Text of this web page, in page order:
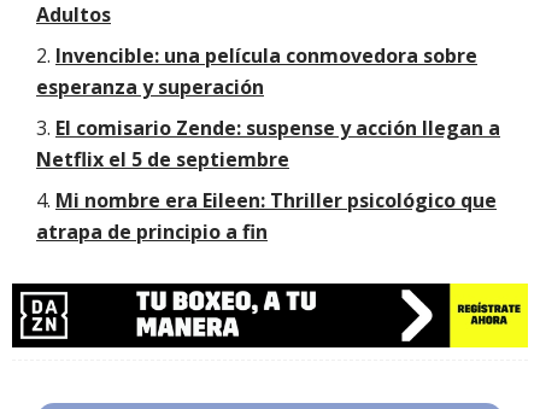
Adultos
Invencible: una película conmovedora sobre
esperanza y superación
El comisario Zende: suspense y acción llegan a
Netflix el 5 de septiembre
Mi nombre era Eileen: Thriller psicológico que
atrapa de principio a fin